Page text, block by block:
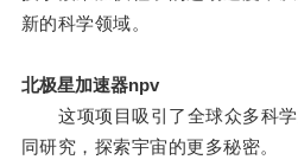
新的科学领域。
北极星加速器npv
这项项目吸引了全球众多科学
同研究，探索宇宙的更多秘密。